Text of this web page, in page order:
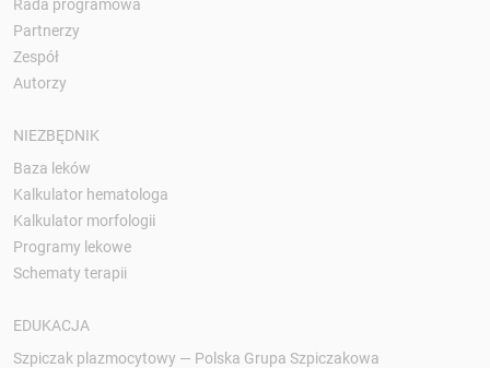
Rada programowa
Partnerzy
Zespół
Autorzy
NIEZBĘDNIK
Baza leków
Kalkulator hematologa
Kalkulator morfologii
Programy lekowe
Schematy terapii
EDUKACJA
Szpiczak plazmocytowy — Polska Grupa Szpiczakowa